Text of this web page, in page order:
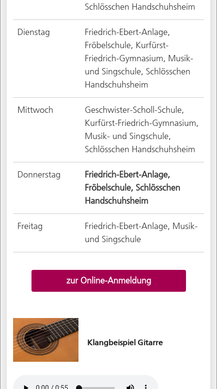
Schlösschen Handschuhsheim
Dienstag
Friedrich-Ebert-Anlage,
Fröbelschule, Kurfürst-
Friedrich-Gymnasium, Musik-
und Singschule, Schlösschen
Handschuhsheim
Mittwoch
Geschwister-Scholl-Schule,
Kurfürst-Friedrich-Gymnasium,
Musik- und Singschule,
Schlösschen Handschuhsheim
Donnerstag
Friedrich-Ebert-Anlage,
Fröbelschule, Schlösschen
Handschuhsheim
Freitag
Friedrich-Ebert-Anlage, Musik-
und Singschule
zur Online-Anmeldung
Klangbeispiel Gitarre